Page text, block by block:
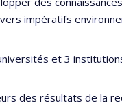
impératifs
et 3
des résultats de la